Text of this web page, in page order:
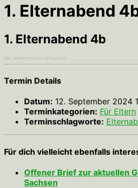
1. Elternabend
1. Elternabend 4b
VON · VERÖFFENTLICHT · AKTUALISIERT
Termin Details
Datum: 12. September 2024
Terminkategorien: Für Eltern
Terminschlagworte:
Für dich vielleicht ebenfalls
Offener Brief zur aktuellen
Sachsen